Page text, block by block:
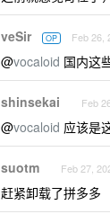
veSir OP Feb 26,
@vocaloid 国内这
shinsekai Feb
@vocaloid 应该是
suotm Feb 27,
赶紧卸载了拼多多